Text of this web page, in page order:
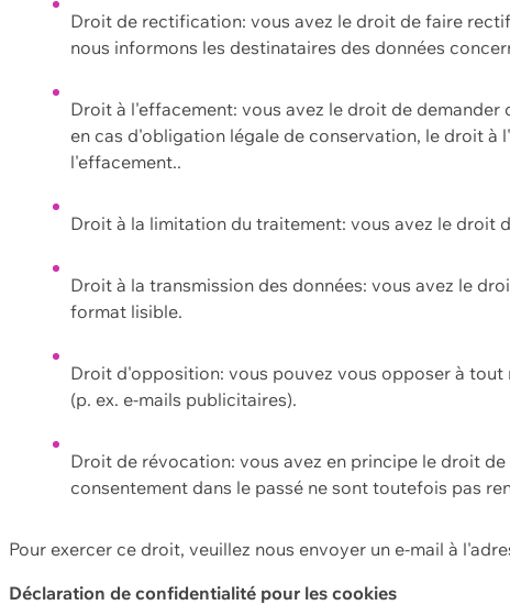
Droit de rectification: vous avez le droit de faire
nous informons les destinataires des données
Droit à l'effacement: vous avez le droit de
en cas d'obligation légale de conservation, le droit à
l'effacement..
Droit à la limitation du traitement: vous avez le droit
Droit à la transmission des données: vous avez le
format lisible.
Droit d'opposition: vous pouvez vous opposer à
(p. ex. e-mails publicitaires).
Droit de révocation: vous avez en principe le droit
consentement dans le passé ne sont toutefois pas
Pour exercer ce droit, veuillez nous envoyer un e-mail à
Déclaration de confidentialité pour les cookies